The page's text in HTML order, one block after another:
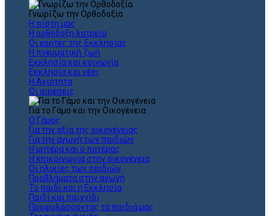
Γνωρίζω την Ορθοδοξία
Η πίστη μας
Η ορθόδοξη λατρεία
Οι εορτές της Εκκλησίας
Η πνευματική ζωή
Εκκλησία και κοινωνία
Εκκλησία και νέοι
Η Αγιότητα
Οι αιρέσεις
Για το Γάμο και την Οικογένεια
Ο Γάμος
Για την αξία της οικογένειας
Για την αγωγή των παιδιών
Η μητέρα και ο πατέρας
Η επικοινωνία στην οικογένεια
Οι ηλικίες των παιδιών
Προβλήματα στην αγωγή
Το παιδί και η Εκκλησία
Παιδί και παιχνίδι
Προφυλάσσοντας τα παιδιά μας